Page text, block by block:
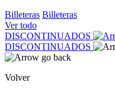
Billeteras Billeteras
Ver todo
DISCONTINUADOS
DISCONTINUADOS
Volver